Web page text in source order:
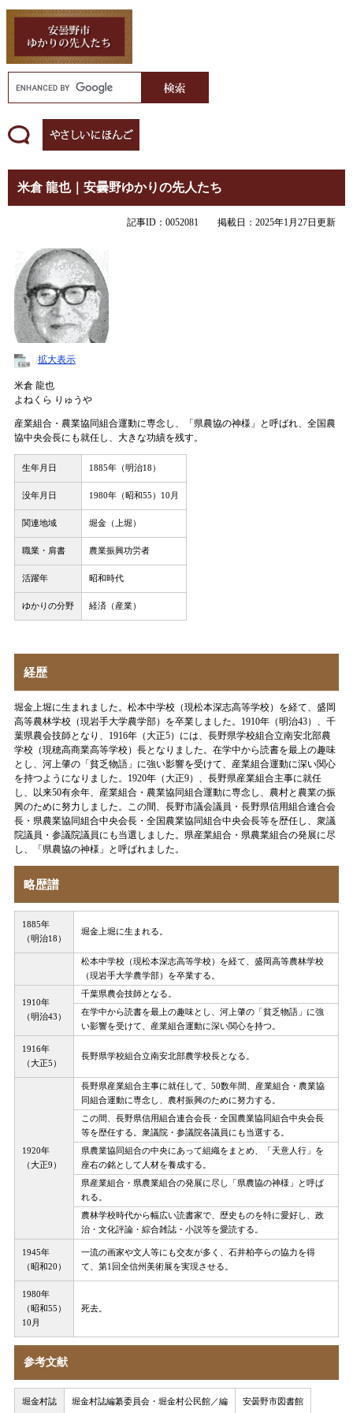
米倉 龍也｜安曇野ゆかりの先人たち
記事ID：0052081 掲載日：2025年1月27日更新
拡大表示
米倉 龍也
よねくら りゅうや
産業組合・農業協同組合運動に専念し、「県農協の神様」と呼ばれ、全国農
協中央会長にも就任し、大きな功績を残す。
生年月日 1885年（明治18）
没年月日 1980年（昭和55）10月
関連地域 堀金（上堀）
職業・肩書 農業振興功労者
活躍年 昭和時代
ゆかりの分野 経済（産業）
経歴
堀金上堀に生まれました。松本中学校（現松本深志高等学校）を経て、盛岡
高等農林学校（現岩手大学農学部）を卒業しました。1910年（明治43）、千
葉県農会技師となり、1916年（大正5）には、長野県学校組合立南安北部農
学校（現穂高商業高等学校）長となりました。在学中から読書を最上の趣味
とし、河上肇の「貧乏物語」に強い影響を受けて、産業組合運動に深い関心
を持つようになりました。1920年（大正9）、長野県産業組合主事に就任
し、以来50有余年、産業組合・農業協同組合運動に専念し、農村と農業の振
興のために努力しました。この間、長野市議会議員・長野県信用組合連合会
長・県農業協同組合中央会長・全国農業協同組合中央会長等を歴任し、衆議
院議員・参議院議員にも当選しました。県産業組合・県農業組合の発展に尽
し、「県農協の神様」と呼ばれました。
略歴譜
1885年
（明治18）
堀金上堀に生まれる。
松本中学校（現松本深志高等学校）を経て、盛岡高等農林学校
（現岩手大学農学部）を卒業する。
1910年
（明治43）
千葉県農会技師となる。
在学中から読書を最上の趣味とし、河上肇の「貧乏物語」に強
い影響を受けて、産業組合運動に深い関心を持つ。
1916年
（大正5）
長野県学校組合立南安北部農学校長となる。
1920年
（大正9）
長野県産業組合主事に就任して、50数年間、産業組合・農業協
同組合運動に専念し、農村振興のために努力する。
この間、長野県信用組合連合会長・全国農業協同組合中央会長
等を歴任する。衆議院・参議院各議員にも当選する。
県農業協同組合の中央にあって組織をまとめ、「天意人行」を
座右の銘として人材を養成する。
県産業組合・県農業組合の発展に尽し「県農協の神様」と呼ば
れる。
農林学校時代から幅広い読書家で、歴史ものを特に愛好し、政
治・文化評論・綜合雑誌・小説等を愛読する。
1945年
（昭和20）
一流の画家や文人等にも交友が多く、石井柏亭らの協力を得
て、第1回全信州美術展を実現させる。
1980年
（昭和55）
10月
死去。
参考文献
堀金村誌 堀金村誌編纂委員会・堀金村公民館／編 安曇野市図書館